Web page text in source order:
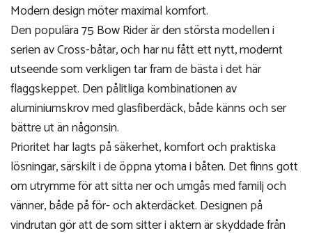
Modern design möter maximal komfort.
Den populära 75 Bow Rider är den största modellen i
serien av Cross-båtar, och har nu fått ett nytt, modernt
utseende som verkligen tar fram de bästa i det här
flaggskeppet. Den pålitliga kombinationen av
aluminiumskrov med glasfiberdäck, både känns och ser
bättre ut än någonsin.
Prioritet har lagts på säkerhet, komfort och praktiska
lösningar, särskilt i de öppna ytorna i båten. Det finns gott
om utrymme för att sitta ner och umgås med familj och
vänner, både på för- och akterdäcket. Designen på
vindrutan gör att de som sitter i aktern är skyddade från